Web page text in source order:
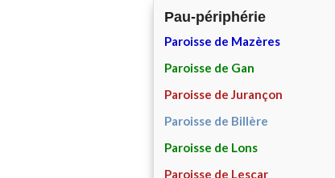
Pau-périphérie
Paroisse de Mazères
Paroisse de Gan
Paroisse de Jurançon
Paroisse de Billère
Paroisse de Lons
Paroisse de Lescar